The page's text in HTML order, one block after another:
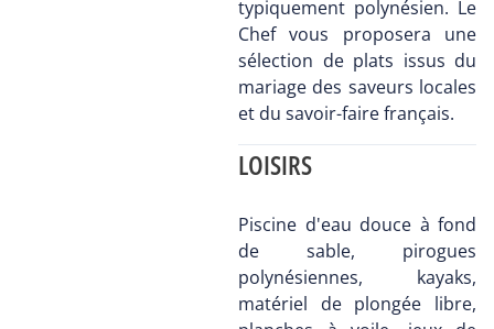
typiquement polynésien. Le
Chef vous proposera une
sélection de plats issus du
mariage des saveurs locales
et du savoir-faire français.
LOISIRS
Piscine d'eau douce à fond
de sable, pirogues
polynésiennes, kayaks,
matériel de plongée libre,